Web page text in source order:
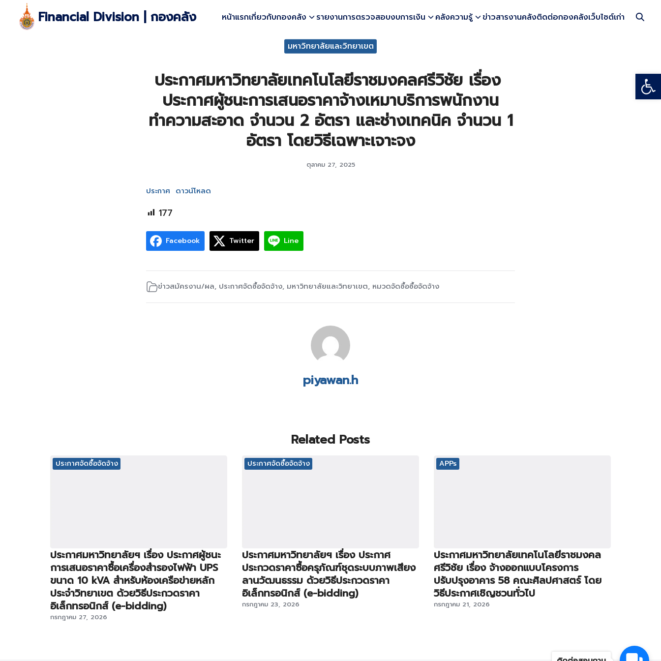
content
Financial Division | กองคลัง หน้าแรกเกี่ยวกับกองคลัง รายงานการตรวจสอบงบการเงิน คลังความรู้ ข่าวสารงานคลังติดต่อกองคลังเว็บไซต์เก่า
มหาวิทยาลัยและวิทยาเขต
ประกาศมหาวิทยาลัยเทคโนโลยีราชมงคลศรีวิชัย เรื่อง
ประกาศผู้ชนะการเสนอราคาจ้างเหมาบริการพนักงาน
ทำความสะอาด จำนวน 2 อัตรา และช่างเทคนิค จำนวน 1
อัตรา โดยวิธีเฉพาะเจาะจง
ตุลาคม 27, 2025
ประกาศ ดาวน์โหลด
177
Facebook Twitter Line
ข่าวสมัครงาน/ผล, ประกาศจัดซื้อจัดจ้าง, มหาวิทยาลัยและวิทยาเขต, หมวดจัดซื้อซื้อจัดจ้าง
piyawan.h
Related Posts
ประกาศจัดซื้อจัดจ้าง
ประกาศมหาวิทยาลัยฯ เรื่อง ประกาศผู้ชนะ
การเสนอราคาซื้อเครื่องสำรองไฟฟ้า UPS
ขนาด 10 kVA สำหรับห้องเครือข่ายหลัก
ประจำวิทยาเขต ด้วยวิธีประกวดราคา
อิเล็กทรอนิกส์ (e-bidding)
กรกฎาคม 27, 2026
ประกาศจัดซื้อจัดจ้าง
ประกาศมหาวิทยาลัยฯ เรื่อง ประกาศ
ประกวดราคาซื้อครุภัณฑ์ชุดระบบภาพเสียง
ลานวัฒนธรรม ด้วยวิธีประกวดราคา
อิเล็กทรอนิกส์ (e-bidding)
กรกฎาคม 23, 2026
APPs
ประกาศมหาวิทยาลัยเทคโนโลยีราชมงคล
ศรีวิชัย เรื่อง จ้างออกแบบโครงการ
ปรับปรุงอาคาร 58 คณะศิลปศาสตร์ โดย
วิธีประกาศเชิญชวนทั่วไป
กรกฎาคม 21, 2026